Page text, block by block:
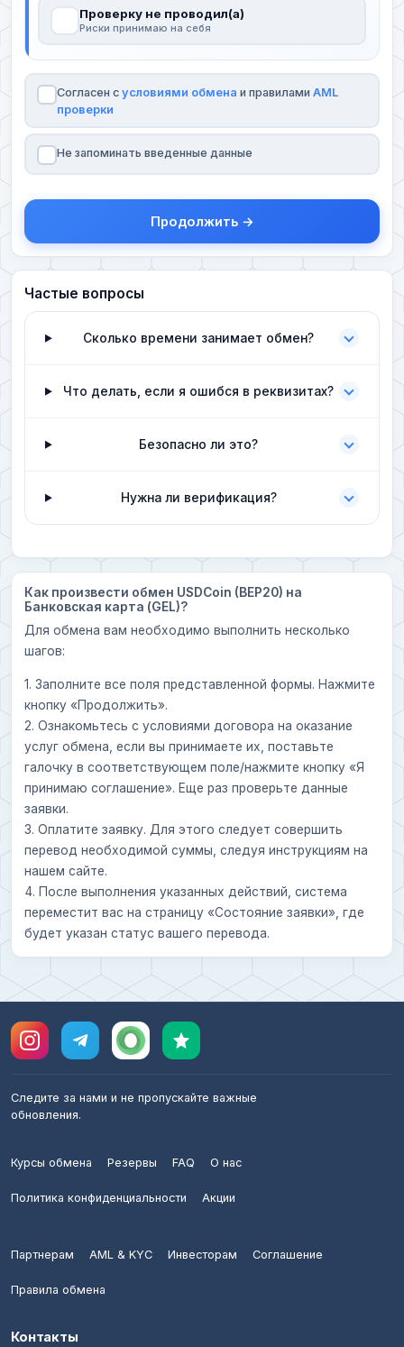
Проверку не проводил(а)
Риски принимаю на себя
Согласен с условиями обмена и правилами AML
проверки
Не запоминать введенные данные
Продолжить →
Частые вопросы
Сколько времени занимает обмен?
Что делать, если я ошибся в реквизитах?
Безопасно ли это?
Нужна ли верификация?
Как произвести обмен USDCoin (BEP20) на
Банковская карта (GEL)?
Для обмена вам необходимо выполнить несколько
шагов:
1. Заполните все поля представленной формы. Нажмите
кнопку «Продолжить».
2. Ознакомьтесь с условиями договора на оказание
услуг обмена, если вы принимаете их, поставьте
галочку в соответствующем поле/нажмите кнопку «Я
принимаю соглашение». Еще раз проверьте данные
заявки.
3. Оплатите заявку. Для этого следует совершить
перевод необходимой суммы, следуя инструкциям на
нашем сайте.
4. После выполнения указанных действий, система
переместит вас на страницу «Состояние заявки», где
будет указан статус вашего перевода.
Следите за нами и не пропускайте важные
обновления.
Курсы обмена Резервы FAQ О нас
Политика конфиденциальности Акции
Партнерам AML & KYC Инвесторам Соглашение
Правила обмена
Контакты